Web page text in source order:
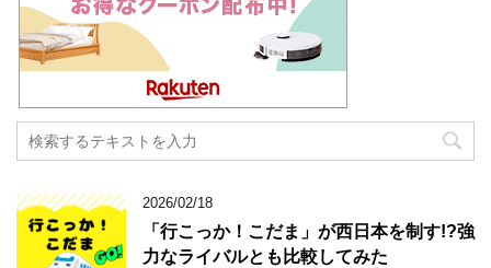
2026/02/18
「行こっか！こだま」が西日本を制す!?強
力なライバルとも比較してみた